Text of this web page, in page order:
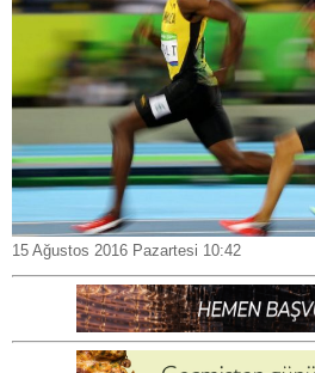
15 Ağustos 2016 Pazartesi 10:42